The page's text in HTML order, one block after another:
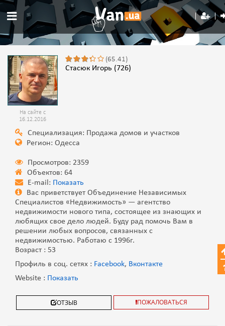
На сайте с
16.12.2016
(65.41)
Стасюк Игорь (726)
Специализация: Продажа домов и участков
Регион: Одесса
Просмотров: 2359
Объектов: 64
E-mail: Показать
Вас приветствует Объединение Независимых
Специалистов «Недвижимость» — агентство
недвижимости нового типа, состоящее из знающих и
любящих свое дело людей. Буду рад помочь Вам в
решении любых вопросов, связанных с
недвижимостью. Работаю с 1996г.
Возраст : 53
Профиль в соц. сетях : Facebook, Вконтакте
Website : Показать
ОТЗЫВ ПОЖАЛОВАТЬСЯ